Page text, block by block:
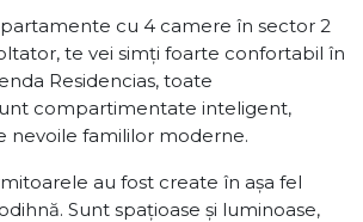
cu 4 camere în sector 2
te vei simți foarte confortabil în
Residencias, toate
compartimentate inteligent,
nevoile famililor moderne.
au fost create în așa fel
Sunt spațioase și luminoase,